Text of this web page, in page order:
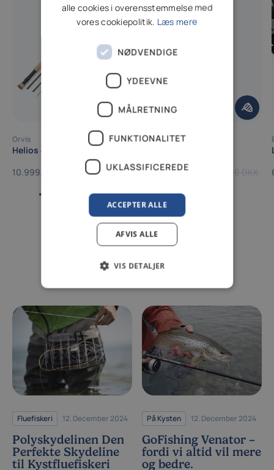
Orvis
Helios 4x
10.999,00 DKK
Orvis
4.000,00 DKK
6.499,00 DKK
Populære historier
Gå til blogoversigt
Fluefiskeri 12. December 2024
Polyskydelinen Den
Perfekte Skydeline
til Kystfluefiskeri
På Kysten 12. December 2024
GoFishing Venator –
fordi vi altid vil mere
og bedre.
alle cookies i overensstemmelse med
vores cookiepolitik. Læs mere
NØDVENDIGE
YDEEVNE
MÅLRETNING
FUNKTIONALITET
UKLASSIFICEREDE
ACCEPTER ALLE
AFVIS ALLE
VIS DETALJER